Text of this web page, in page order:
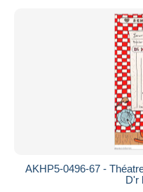
AKHP5-0496-67 -
D'r